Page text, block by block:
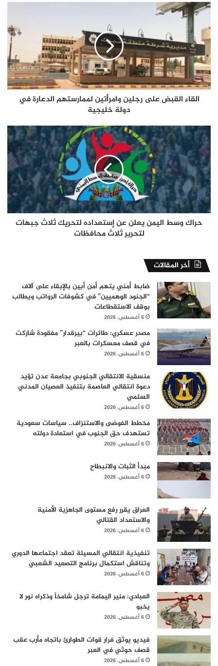
القاء
القبض
على
رجلين
وامرأتين
لممارستهم
الدعارة
في
دولة
خليجيةالقاء القبض على رجلين وامرأتين لممارستهم الدعارة في
دولة خليجية
حراك
وسط
اليمن
يعلن
عن
إستعداده
لتحريك
ثلاث
جبهات
لتحرير
حراك وسط اليمن يعلن عن إستعداده لتحريك ثلاث جبهات
لتحرير ثلاث محافظات
أخر المقالات
ضابط أمني يتهم أمن أبين بالإبقاء على آلاف
“الجنود الوهميين” في كشوفات الرواتب ويطالب
بوقف الاستقطاعات
6 أغسطس، 2026
مصدر عسكري: طائرات “بيرقدار” مفقودة شاركت
في قصف معسكرات بالعبر
6 أغسطس، 2026
منسقية الانتقالي الجنوبي بجامعة عدن تؤيد
دعوة انتقالي العاصمة بتنفيذ العصيان المدني
السلمي
6 أغسطس، 2026
مخطط الفوضى والاستنزاف.. سياسات سعودية
تستهدف حق الجنوب في استعادة دولته
6 أغسطس، 2026
مبدأ الثبات والانبطاح
6 أغسطس، 2026
العراق يقرر رفع مستوى الجاهزية الأمنية
والاستعداد القتالي
6 أغسطس، 2026
تنفيذية انتقالي المسيلة تعقد اجتماعها الدوري
وتناقش استكمال برنامج التصعيد الشعبي
6 أغسطس، 2026
العبادي: منير اليمامة ترجل شامخاً وذكراه نور لا
يخبو
6 أغسطس، 2026
فيديو يوثق فرار قوات الطوارئ باتجاه مأرب عقب
قصف حوثي في العبر
6 أغسطس، 2026